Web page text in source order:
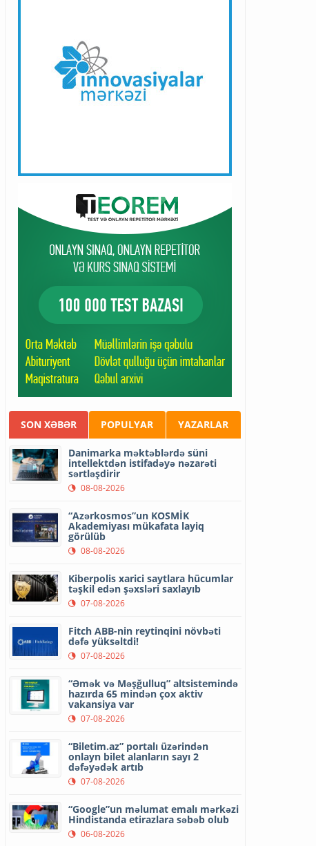
SON XƏBƏR POPULYAR YAZARLAR
Danimarka məktəblərdə süni
intellektdən istifadəyə nəzarəti
sərtləşdirir
08-08-2026
“Azərkosmos”un KOSMİK
Akademiyası mükafata layiq
görülüb
08-08-2026
Kiberpolis xarici saytlara hücumlar
təşkil edən şəxsləri saxlayıb
07-08-2026
Fitch ABB-nin reytinqini növbəti
dəfə yüksəltdi!
07-08-2026
“Əmək və Məşğulluq” altsistemində
hazırda 65 mindən çox aktiv
vakansiya var
07-08-2026
“Biletim.az” portalı üzərindən
onlayn bilet alanların sayı 2
dəfəyədək artıb
07-08-2026
“Google”un məlumat emalı mərkəzi
Hindistanda etirazlara səbəb olub
06-08-2026